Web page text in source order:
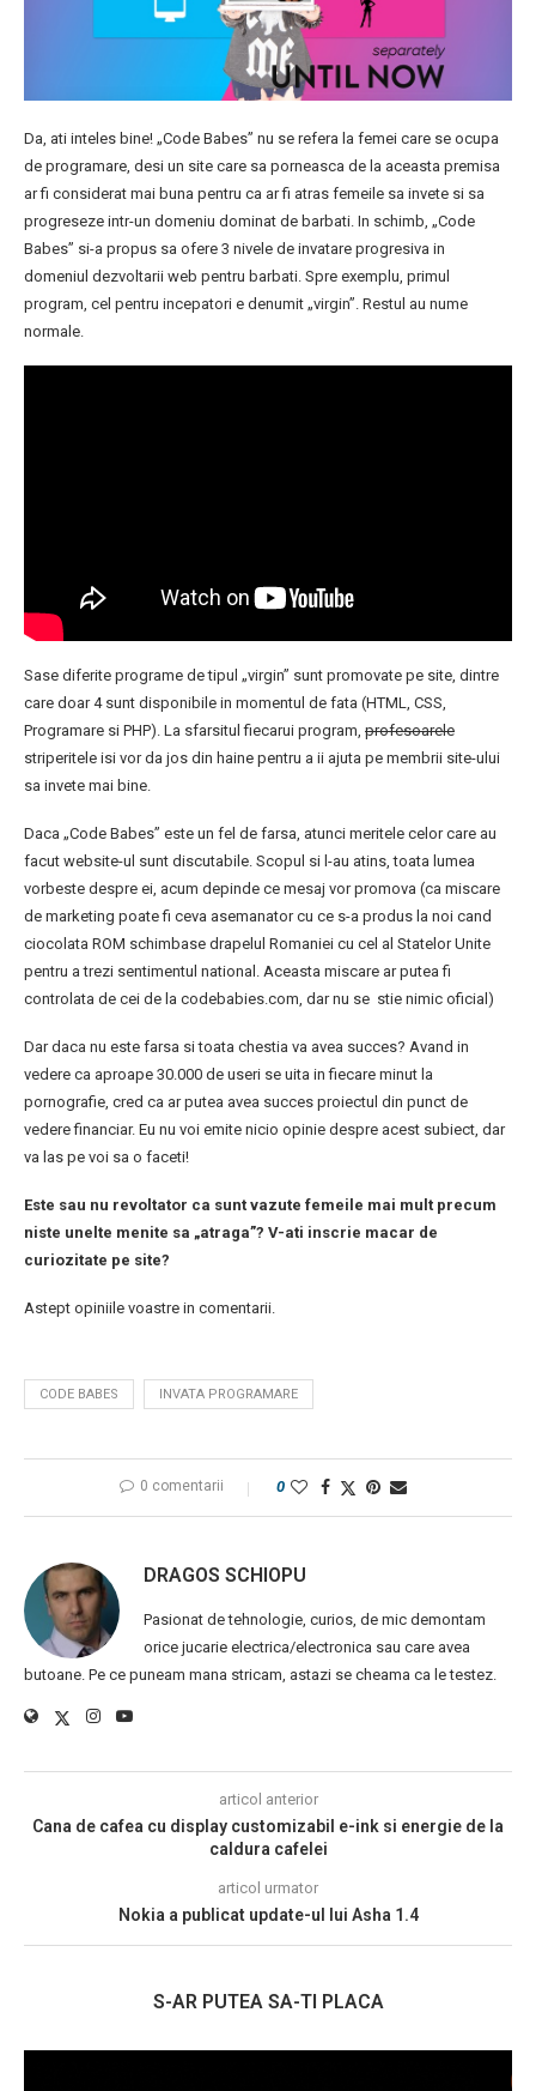
Da, ati inteles bine! „Code Babes” nu se refera la femei care se ocupa
de programare, desi un site care sa porneasca de la aceasta premisa
ar fi considerat mai buna pentru ca ar fi atras femeile sa invete si sa
progreseze intr-un domeniu dominat de barbati. In schimb, „Code
Babes” si-a propus sa ofere 3 nivele de invatare progresiva in
domeniul dezvoltarii web pentru barbati. Spre exemplu, primul
program, cel pentru incepatori e denumit „virgin”. Restul au nume
normale.
Sase diferite programe de tipul „virgin” sunt promovate pe site, dintre
care doar 4 sunt disponibile in momentul de fata (HTML, CSS,
Programare si PHP). La sfarsitul fiecarui program, profesoarele
striperitele isi vor da jos din haine pentru a ii ajuta pe membrii site-ului
sa invete mai bine.
Daca „Code Babes” este un fel de farsa, atunci meritele celor care au
facut website-ul sunt discutabile. Scopul si l-au atins, toata lumea
vorbeste despre ei, acum depinde ce mesaj vor promova (ca miscare
de marketing poate fi ceva asemanator cu ce s-a produs la noi cand
ciocolata ROM schimbase drapelul Romaniei cu cel al Statelor Unite
pentru a trezi sentimentul national. Aceasta miscare ar putea fi
controlata de cei de la codebabies.com, dar nu se stie nimic oficial)
Dar daca nu este farsa si toata chestia va avea succes? Avand in
vedere ca aproape 30.000 de useri se uita in fiecare minut la
pornografie, cred ca ar putea avea succes proiectul din punct de
vedere financiar. Eu nu voi emite nicio opinie despre acest subiect, dar
va las pe voi sa o faceti!
Este sau nu revoltator ca sunt vazute femeile mai mult precum
niste unelte menite sa „atraga”? V-ati inscrie macar de
curiozitate pe site?
Astept opiniile voastre in comentarii.
CODE BABES INVATA PROGRAMARE
0 comentarii 0
DRAGOS SCHIOPU
Pasionat de tehnologie, curios, de mic demontam
orice jucarie electrica/electronica sau care avea
butoane. Pe ce puneam mana stricam, astazi se cheama ca le testez.
articol anterior
Cana de cafea cu display customizabil e-ink si energie de la
caldura cafelei
articol urmator
Nokia a publicat update-ul lui Asha 1.4
S-AR PUTEA SA-TI PLACA